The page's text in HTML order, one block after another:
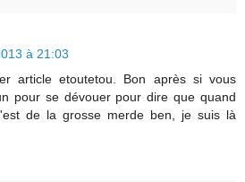
à 21:03
article etoutetou. Bon après si vous
pour se dévouer pour dire que quand
de la grosse merde ben, je suis là